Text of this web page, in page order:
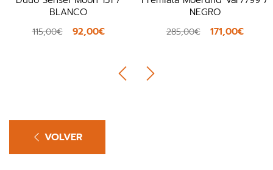
BLANCO
115,00€ 92,00€
NEGRO
285,00€ 171,00€
VOLVER